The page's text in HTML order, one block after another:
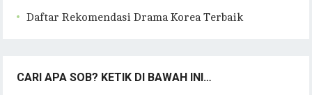
Daftar Rekomendasi Drama Korea Terbaik
CARI APA SOB? KETIK DI BAWAH INI…